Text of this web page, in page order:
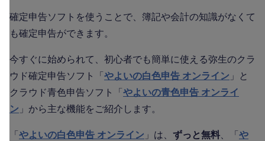
確定申告ソフトを使うことで、簿記や会計の知識がなくて
も確定申告ができます。
今すぐに始められて、初心者でも簡単に使える弥生のクラ
ウド確定申告ソフト「 やよいの白色申告 オンライン 」と
クラウド青色申告ソフト「 やよいの青色申告 オンライ
ン 」から主な機能をご紹介します。
「 やよいの白色申告 オンライン 」は、 ずっと無料 、「 や